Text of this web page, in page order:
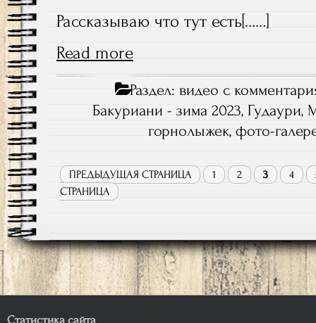
Рассказываю что тут есть[……]
Read more
Раздел: видео с
Бакуриани - зима 2023, Гудаури,
горнолыжек,фото-
ПРЕДЫДУЩАЯ СТРАНИЦА 1 2 3 4
СТРАНИЦА
Статистика сайта